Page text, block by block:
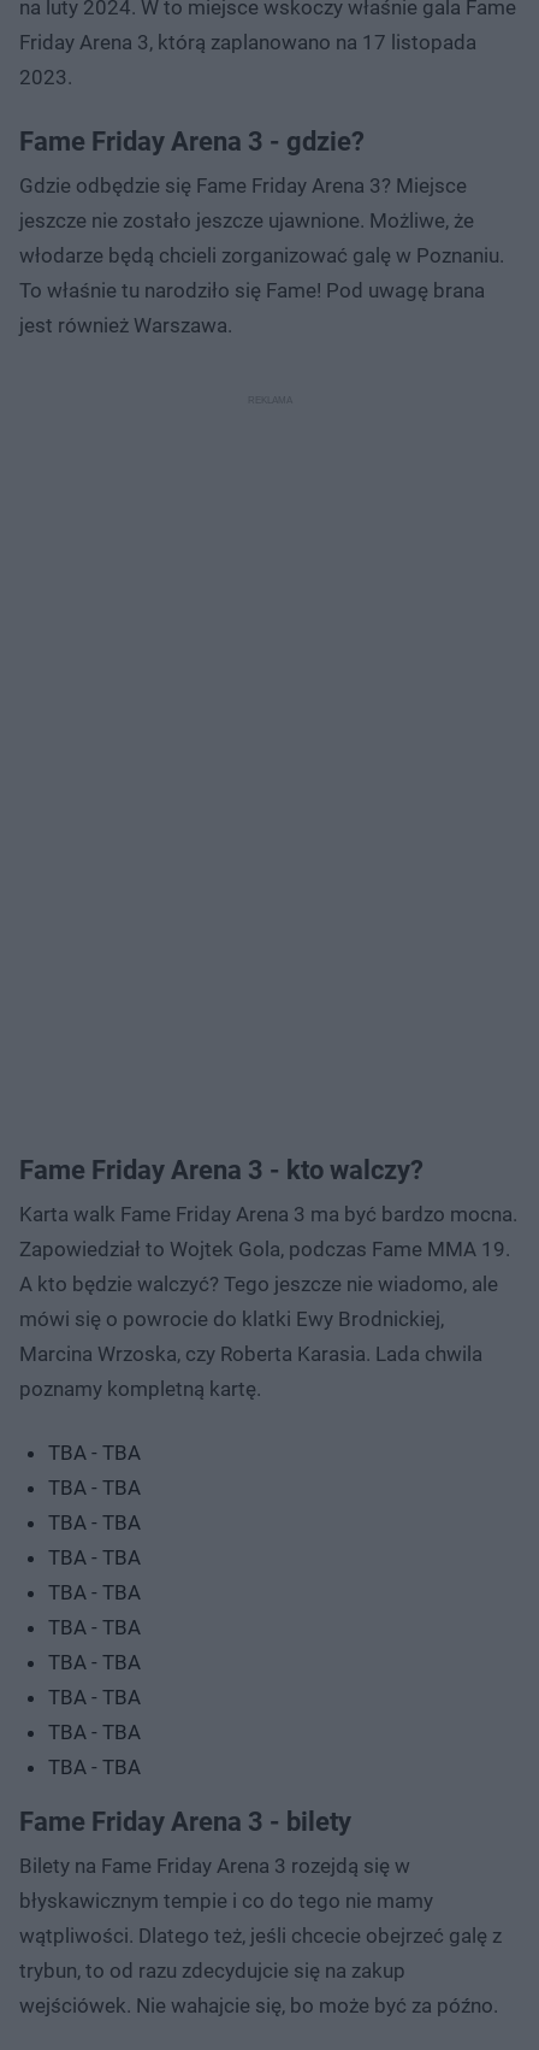
na luty 2024. W to miejsce wskoczy właśnie gala Fame
Friday Arena 3, którą zaplanowano na 17 listopada
2023.
Fame Friday Arena 3 - gdzie?
Gdzie odbędzie się Fame Friday Arena 3? Miejsce
jeszcze nie zostało jeszcze ujawnione. Możliwe, że
włodarze będą chcieli zorganizować galę w Poznaniu.
To właśnie tu narodziło się Fame! Pod uwagę brana
jest również Warszawa.
Fame Friday Arena 3 - kto walczy?
Karta walk Fame Friday Arena 3 ma być bardzo mocna.
Zapowiedział to Wojtek Gola, podczas Fame MMA 19.
A kto będzie walczyć? Tego jeszcze nie wiadomo, ale
mówi się o powrocie do klatki Ewy Brodnickiej,
Marcina Wrzoska, czy Roberta Karasia. Lada chwila
poznamy kompletną kartę.
TBA - TBA
TBA - TBA
TBA - TBA
TBA - TBA
TBA - TBA
TBA - TBA
TBA - TBA
TBA - TBA
TBA - TBA
TBA - TBA
Fame Friday Arena 3 - bilety
Bilety na Fame Friday Arena 3 rozejdą się w
błyskawicznym tempie i co do tego nie mamy
wątpliwości. Dlatego też, jeśli chcecie obejrzeć galę z
trybun, to od razu zdecydujcie się na zakup
wejściówek. Nie wahajcie się, bo może być za późno.